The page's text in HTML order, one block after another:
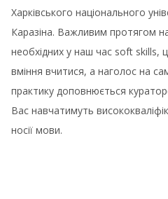
Харківського національного
Каразіна. Важливим протягом
необхідних у наш час soft skills,
вміння вчитися, а наголос на
практику доповнюється
Вас навчатимуть
носії мови.